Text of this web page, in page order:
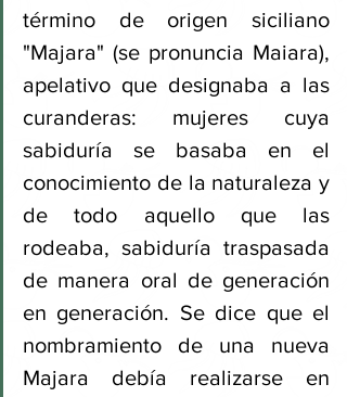
término de origen siciliano
"Majara" (se pronuncia Maiara),
apelativo que designaba a las
curanderas: mujeres cuya
sabiduría se basaba en el
conocimiento de la naturaleza y
de todo aquello que las
rodeaba, sabiduría traspasada
de manera oral de generación
en generación. Se dice que el
nombramiento de una nueva
Majara debía realizarse en